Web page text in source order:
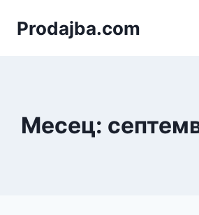
съдържанието
Prodajba.com
Месец: